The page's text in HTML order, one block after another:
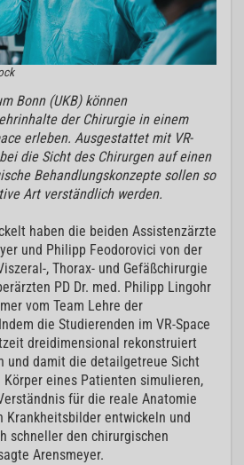
Bonn (UKB) können
der Chirurgie in einem
erleben. Ausgestattet mit VR-
die Sicht des Chirurgen auf einen
Behandlungskonzepte sollen so
Art verständlich werden.
haben die beiden Assistenzärzte
und Philipp Feodorovici von der
, Thorax- und Gefäßchirurgie
PD Dr. med. Philipp Lingohr
vom Team Lehre der
die Studierenden im VR-Space
dreidimensional rekonstruiert
und damit die detailgetreue Sicht
eines Patienten simulieren,
für die reale Anatomie
Krankheitsbilder entwickeln und
schneller den chirurgischen
Arensmeyer.